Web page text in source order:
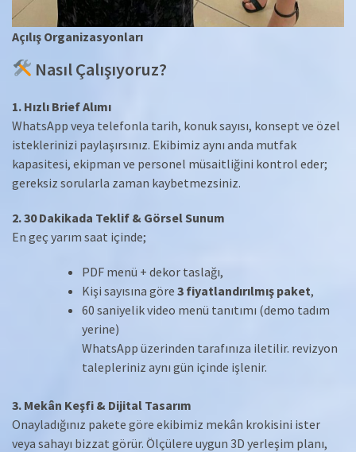
Açılış Organizasyonları
Nasıl Çalışıyoruz?
1. Hızlı Brief Alımı
WhatsApp veya telefonla tarih, konuk sayısı, konsept ve özel
isteklerinizi paylaşırsınız. Ekibimiz aynı anda mutfak
kapasitesi, ekipman ve personel müsaitliğini kontrol eder;
gereksiz sorularla zaman kaybetmezsiniz.
2. 30 Dakikada Teklif & Görsel Sunum
En geç yarım saat içinde;
PDF menü + dekor taslağı,
Kişi sayısına göre 3 fiyatlandırılmış paket,
60 saniyelik video menü tanıtımı (demo tadım
yerine)
WhatsApp üzerinden tarafınıza iletilir. revizyon
talepleriniz aynı gün içinde işlenir.
3. Mekân Keşfi & Dijital Tasarım
Onayladığınız pakete göre ekibimiz mekân krokisini ister
veya sahayı bizzat görür. Ölçülere uygun 3D yerleşim planı,